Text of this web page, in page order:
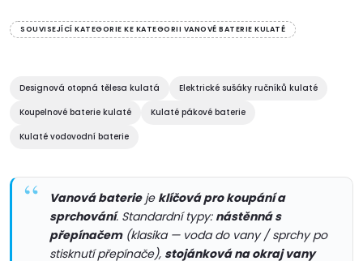
v
á
d
c
SOUVISEJÍCÍ KATEGORIE KE KATEGORII VANOVÉ BATERIE KULATÉ
Designová otopná tělesa kulatá
Elektrické sušáky ručníků kulaté
Koupelnové baterie kulaté
Kulaté pákové baterie
Kulaté vodovodní baterie
Vanová baterieje klíčová pro koupání a
sprchování. Standardní typy: nástěnná s
přepínačem(klasika — voda do vany / sprchy po
stisknutí přepínače), stojánková na okraj vany